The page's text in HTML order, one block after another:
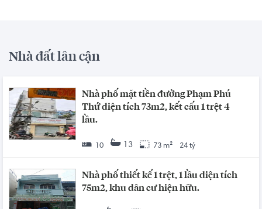
Nhà đất lân cận
Nhà phố mặt tiền đường Phạm Phú
Thứ diện tích 73m2, kết cấu 1 trệt 4
lầu.
10 13 73 m² 24 tỷ
Nhà phố thiết kế 1 trệt, 1 lầu diện tích
75m2, khu dân cư hiện hữu.